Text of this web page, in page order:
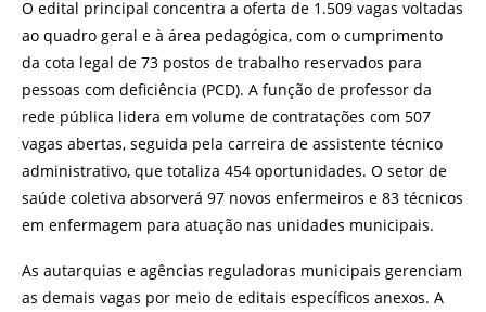
O edital principal concentra a oferta de 1.509 vagas voltadas
ao quadro geral e à área pedagógica, com o cumprimento
da cota legal de 73 postos de trabalho reservados para
pessoas com deficiência (PCD). A função de professor da
rede pública lidera em volume de contratações com 507
vagas abertas, seguida pela carreira de assistente técnico
administrativo, que totaliza 454 oportunidades. O setor de
saúde coletiva absorverá 97 novos enfermeiros e 83 técnicos
em enfermagem para atuação nas unidades municipais.
As autarquias e agências reguladoras municipais gerenciam
as demais vagas por meio de editais específicos anexos. A